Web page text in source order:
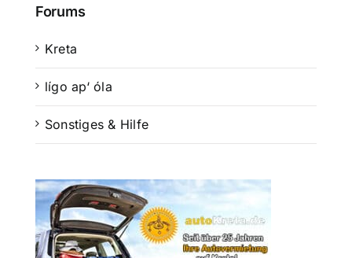
Forums
Kreta
lígo ap‘ óla
Sonstiges & Hilfe